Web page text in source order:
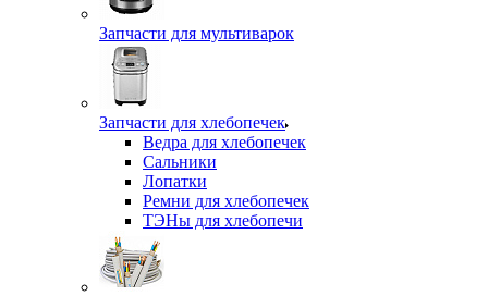
Запчасти для мультиварок
Запчасти для хлебопечек
Ведра для хлебопечек
Сальники
Лопатки
Ремни для хлебопечек
ТЭНы для хлебопечи